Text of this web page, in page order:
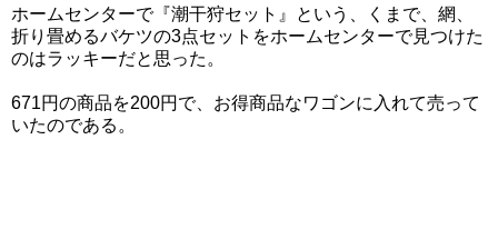
ホームセンターで『潮干狩セット』という、くまで、網、
折り畳めるバケツの3点セットをホームセンターで見つけた
のはラッキーだと思った。
671円の商品を200円で、お得商品なワゴンに入れて売って
いたのである。